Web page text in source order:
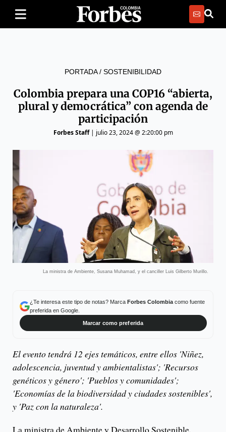
PORTADA/ SOSTENIBILIDAD
Colombia prepara una COP16 “abierta,
plural y democrática” con agenda de
participación
Forbes Staff| julio 23, 2024 @ 2:20:00 pm
La ministra de Ambiente, Susana Muhamad, y el canciller Luis Gilberto Murillo.
¿Te interesa este tipo de notas? Marca Forbes Colombiacomo fuente
preferida en Google.
Marcar como preferida
El evento tendrá 12 ejes temáticos, entre ellos 'Niñez,
adolescencia, juventud y ambientalistas'; 'Recursos
genéticos y género'; 'Pueblos y comunidades';
'Economías de la biodiversidad y ciudades sostenibles',
y 'Paz con la naturaleza'.